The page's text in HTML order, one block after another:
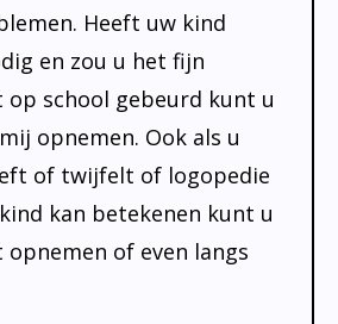
Heeft uw kind
en zou u het fijn
op school gebeurd kunt u
opnemen. Ook als u
of twijfelt of logopedie
kan betekenen kunt u
of even langs